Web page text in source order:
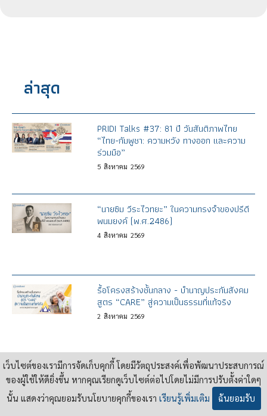
ล่าสุด
PRIDI Talks #37: 81 ปี วันสันติภาพไทย
“ไทย-กัมพูชา: ความหวัง ทางออก และความ
ร่วมมือ”
5 สิงหาคม 2569
“นายซิม วีระไวทยะ” ในความทรงจำของปรีดี
พนมยงค์ (พ.ศ.2486)
4 สิงหาคม 2569
รื้อโครงสร้างชั้นกลาง - บำนาญประกันสังคม
สูตร “CARE” สู่ความเป็นธรรมที่แท้จริง
2 สิงหาคม 2569
ปฐมบทแห่งสวัสดิการ จาก “เค้าโครงการ
เศรษฐกิจของปรีดี” สู่ “บำนาญพื้นฐาน”
29 กรกฎาคม 2569
เว็บไซต์ของเรามีการจัดเก็บคุกกี้ โดยมีวัตถุประสงค์เพื่อพัฒนาประสบการณ์
ของผู้ใช้ให้ดียิ่งขึ้น หากคุณเรียกดูเว็บไซต์ต่อไปโดยไม่มีการปรับตั้งค่าใดๆ
นั้น แสดงว่าคุณยอมรับนโยบายคุกกี้ของเรา เรียนรู้เพิ่มเติม ฉันยอมรับ